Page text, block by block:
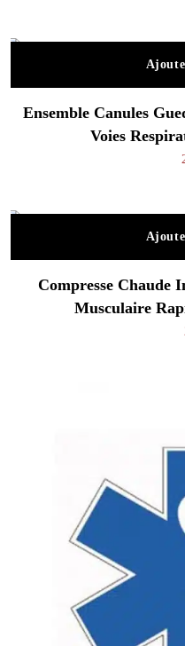
Ensemble Canules
Voies
Compresse Chaude
Musculaire